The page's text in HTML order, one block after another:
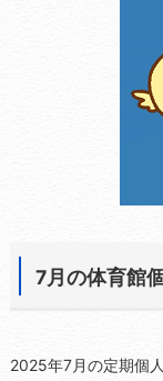
7月の体育館
2025年7月の定期個